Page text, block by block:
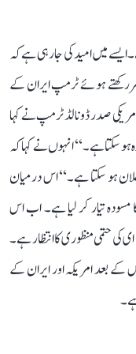
میں امید کی جا رہی ہے کہ
رکھتے ہوئے ٹرمپ ایران کے
صدر ڈونالڈ ٹرمپ نے کہا
ہو سکتا ہے۔‘‘ انہوں نے کہا کہ
ہو سکتا ہے۔‘‘ اس درمیان
تیار کر لیا ہے۔ اب اس
کی حتمی منظوری کا انتظار ہے۔
کے بعد امریکہ اور ایران کے